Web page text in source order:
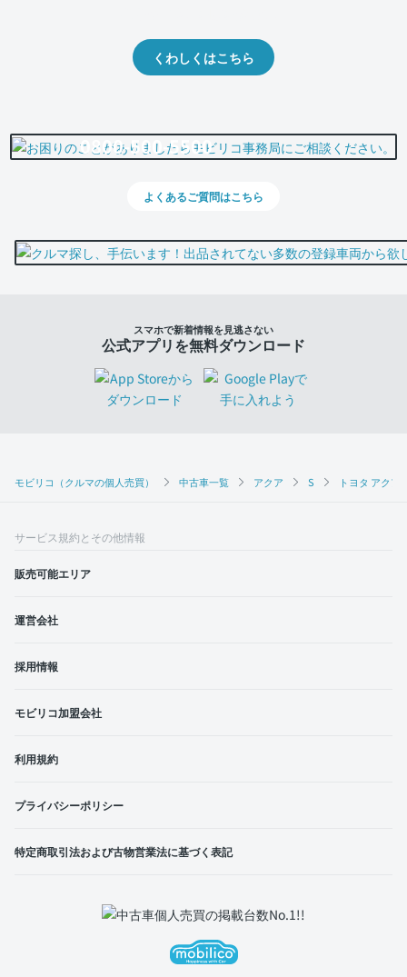
モビリコ（クルマの個人売買） 中古車一覧 アクア S トヨタ アク
くわしくはこちら
0800-500-5500
よくあるご質問はこちら
スマホで新着情報を見逃さない
公式アプリを無料ダウンロード
サービス規約とその他情報
販売可能エリア
運営会社
採用情報
モビリコ加盟会社
利用規約
プライバシーポリシー
特定商取引法および古物営業法に基づく表記